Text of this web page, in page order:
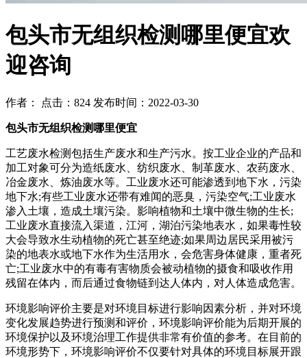
包头市无组织检测哪里便宜欢
迎咨询
作者： 点击：824 发布时间：2022-03-30
包头市无组织检测哪里便宜
工艺废水检测包括生产废水和生产污水。按工业企业的产品和
加工对象可分为造纸废水、纺织废水、制革废水、农药废水、
冶金废水、炼油废水等。工业废水还可能渗透到地下水，污染
地下水;有些工业废水还带有难闻的恶臭，污染空气;工业废水
渗入土壤，造成土壤污染。影响植物和土壤中微生物的生长;
工业废水直接流入渠道，江河，湖泊污染地表水，如果毒性较
大会导致水生动植物的死亡甚至绝迹;如果周边居民采用被污
染的地表水或地下水作为生活用水，会危害身体健康，重者死
亡;工业废水中的有毒有害物质会被动植物的摄食和吸收作用
残留在体内，而后通过食物链到达人体内，对人体造成危害。
环境影响评价主要是对环境目标进行影响因素分析，并对环境
变化发展趋势进行预测和评价，环境影响评价能为后期开展的
环境保护以及环境治理工作提供非常有价值的参考。在目前的
环境形势下，环境影响评价不仅要针对具体的环境目标展开跟